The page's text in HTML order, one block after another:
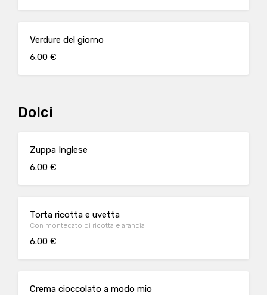
Verdure del giorno
6.00 €
Dolci
Zuppa Inglese
6.00 €
Torta ricotta e uvetta
Con montecato di ricotta e arancia
6.00 €
Crema cioccolato a modo mio